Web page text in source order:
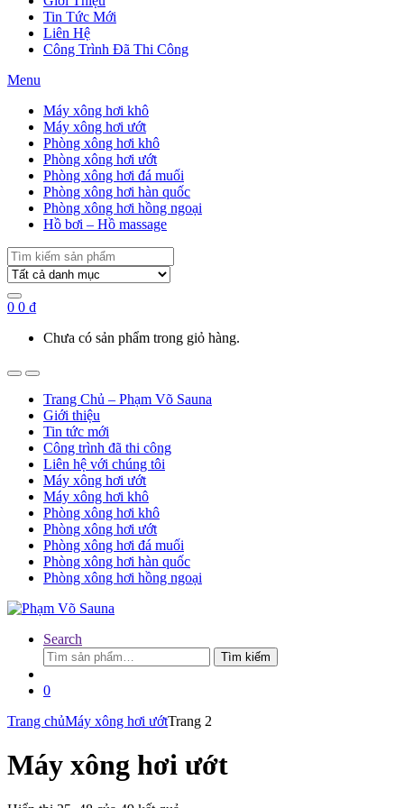
Tin Tức Mới
Liên Hệ
Công Trình Đã Thi Công
Menu
Máy xông hơi khô
Máy xông hơi ướt
Phòng xông hơi khô
Phòng xông hơi ướt
Phòng xông hơi đá muối
Phòng xông hơi hàn quốc
Phòng xông hơi hồng ngoại
Hồ bơi – Hồ massage
Search
for:
0 0 ₫
Chưa có sản phẩm trong giỏ hàng.
Trang Chủ – Phạm Võ Sauna
Giới thiệu
Tin tức mới
Công trình đã thi công
Liên hệ với chúng tôi
Máy xông hơi ướt
Máy xông hơi khô
Phòng xông hơi khô
Phòng xông hơi ướt
Phòng xông hơi đá muối
Phòng xông hơi hàn quốc
Phòng xông hơi hồng ngoại
Search
Tìm
kiếm:
Tìm kiếm
0
Trang chủMáy xông hơi ướtTrang 2
Máy xông hơi ướt